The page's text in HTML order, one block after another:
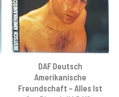
DAF Deutsch
Amerikanische
Freundschaft – Alles Ist